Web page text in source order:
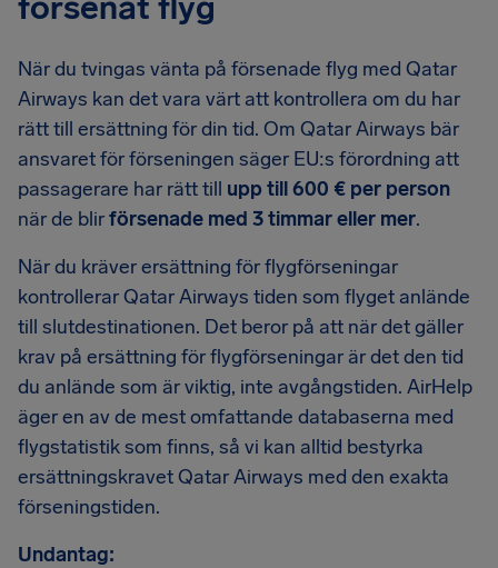
När du tvingas vänta på försenade flyg med Qatar
Airways kan det vara värt att kontrollera om du har
rätt till ersättning för din tid. Om Qatar Airways bär
ansvaret för förseningen säger EU:s förordning att
passagerare har rätt till upp till 600 € per person
när de blirförsenade med 3 timmar eller mer.
När du kräver ersättning för flygförseningar
kontrollerar Qatar Airways tiden som flyget anlände
till slutdestinationen. Det beror på att när det gäller
krav på ersättning för flygförseningar är det den tid
du anlände som är viktig, inte avgångstiden. AirHelp
äger en av de mest omfattande databaserna med
flygstatistik som finns, så vi kan alltid bestyrka
ersättningskravet Qatar Airways med den exakta
förseningstiden.
Undantag: